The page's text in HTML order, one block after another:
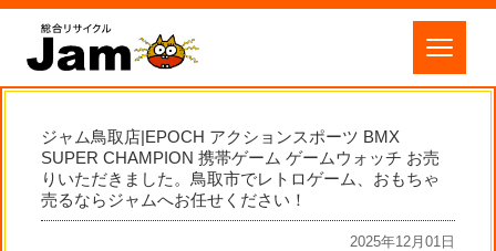
ジャム鳥取店|EPOCH アクションスポーツ BMX
SUPER CHAMPION 携帯ゲーム ゲームウォッチ お売
りいただきました。鳥取市でレトロゲーム、おもちゃ
売るならジャムへお任せください！
2025年12月01日